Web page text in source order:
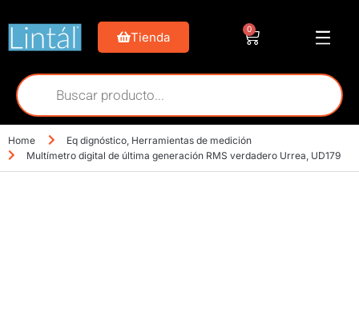
Tienda
0
Home Eq dignóstico, Herramientas de medición
Multímetro digital de última generación RMS verdadero Urrea, UD179